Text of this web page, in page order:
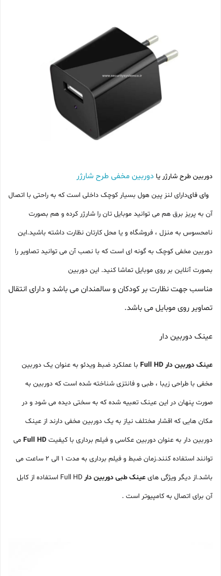
دوربین طرح شارژر یا دوربین مخفی طرح شارژر
وای فایدارای لنز پین هول بسیار کوچک داخلی است که به راحتی با اتصال
آن به پریز برق هم می توانید موبایل تان را شارژر کرده و هم بصورت
نامحسوس به منزل ، فروشگاه و یا محل کارتان نظارت داشته باشید.این
دوربین مخفی کوچک به گونه ای است که با نصب آن می توانید تصاویر را
بصورت آنلاین بر روی موبایل تماشا کنید. این دوربین
مناسب جهت نظارت بر کودکان و سالمندان می باشد و دارای انتقال
تصاویر روی موبایل می باشد.
عینک دوربین دار
عینک دوربین دار Full HD
با عملکرد ضبط ویدئو به عنوان یک دوربین
مخفی با طراحی زیبا ، طبی و فانتزی شناخته شده است که دوربین به
صورت پنهان در این عینک تعبیه شده که به سختی دیده می شود و در
مکان هایی که اقشار مختلف نیاز به یک دوربین مخفی دارند از عینک
دوربین دار به عنوان دوربین عکاسی و فیلم برداری با کیفیت Full HD می
توانند استفاده کنند.زمان ضبط و فیلم برداری به مدت 1 الی 2 ساعت می
باشد.از دیگر ویژگی های عینک طبی دوربین دار
Full HD استفاده از کابل
آن برای اتصال به کامپیوتر است .